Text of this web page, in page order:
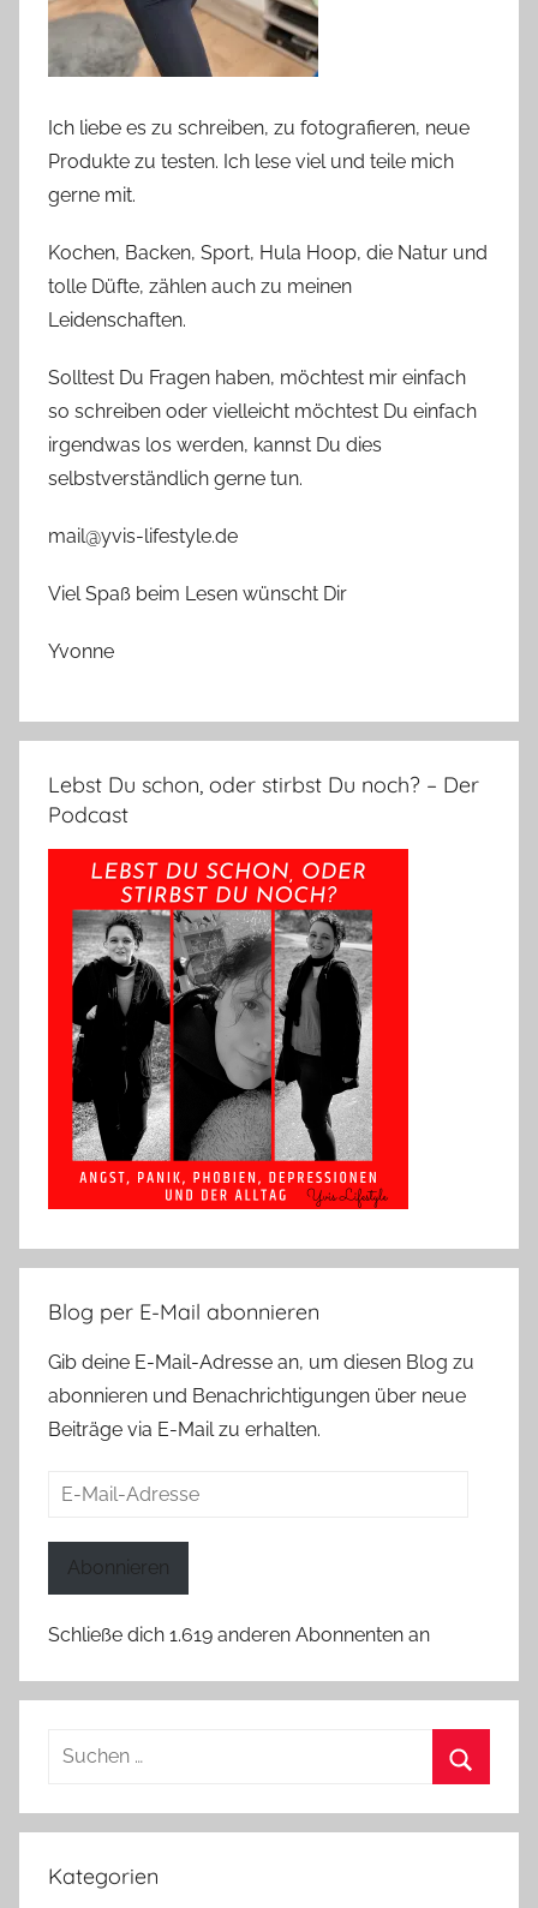
Ich liebe es zu schreiben, zu fotografieren, neue
Produkte zu testen. Ich lese viel und teile mich
gerne mit.
Kochen, Backen, Sport, Hula Hoop, die Natur und
tolle Düfte, zählen auch zu meinen
Leidenschaften.
Solltest Du Fragen haben, möchtest mir einfach
so schreiben oder vielleicht möchtest Du einfach
irgendwas los werden, kannst Du dies
selbstverständlich gerne tun.
mail@yvis-lifestyle.de
Viel Spaß beim Lesen wünscht Dir
Yvonne
Lebst Du schon, oder stirbst Du noch? – Der
Podcast
Blog per E-Mail abonnieren
Gib deine E-Mail-Adresse an, um diesen Blog zu
abonnieren und Benachrichtigungen über neue
Beiträge via E-Mail zu erhalten.
E-
Abonnieren
Schließe dich 1.619 anderen Abonnenten an
Suchen
Kategorien